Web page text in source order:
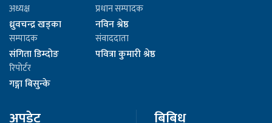
अध्यक्ष
ध्रुवचन्द्र खड्का
प्रधान सम्पादक
नविन श्रेष्ठ
सम्पादक
संगिता डिम्दोङ
संवाददाता
पवित्रा कुमारी श्रेष्ठ
रिपोर्टर
गङ्गा बिसुन्के
अपडेट बिबिध